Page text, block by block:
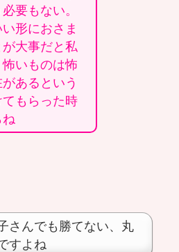
要もない。
形におさま
大事だと私
いものは怖
あるという
もらった時
さんでも勝てない、丸
すよね